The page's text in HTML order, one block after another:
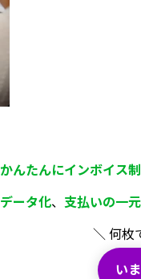
かんたんにインボイス
データ化、 支払いの一
＼ 何枚
い